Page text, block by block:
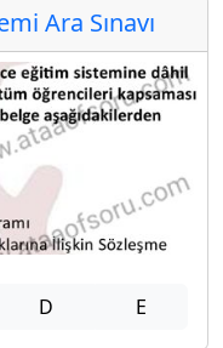
Ara Sınavı
D E